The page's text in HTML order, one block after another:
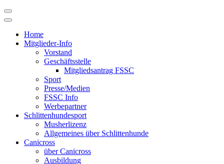
Skip
to
Home
Mitglieder-Info
Vorstand
Geschäftsstelle
Mitgliedsantrag FSSC
Sport
Presse/Medien
FSSC Info
Werbepartner
Schlittenhundesport
Musherlizenz
Allgemeines über Schlittenhunde
Canicross
über Canicross
Ausbildung